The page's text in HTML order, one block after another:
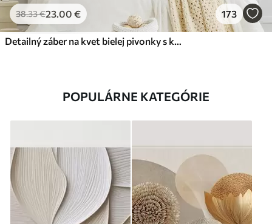
38.33€23.00 € 173
Detailný záber na kvet bielej pivonky s kvapôčkami vody na okvetných lístkoch na rozostrenom pozadí
POPULÁRNE KATEGÓRIE